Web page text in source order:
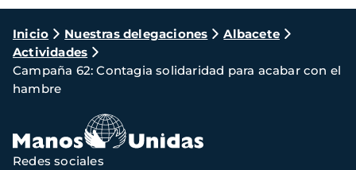
Ruta
de
navegación
Inicio Nuestras delegaciones
Albacete
Actividades
Campaña 62: Contagia solidaridad para acabar con el
hambre
Redes sociales